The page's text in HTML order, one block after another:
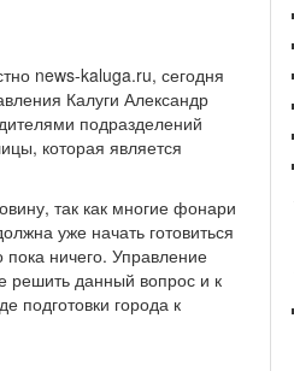
news-kaluga.ru, сегодня
Калуги Александр
подразделений
которая является
так как многие фонари
уже начать готовиться
ничего. Управление
решить данный вопрос и к
города к